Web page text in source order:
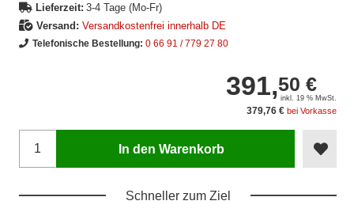
Lieferzeit: 3-4 Tage (Mo-Fr)
Versand: Versandkostenfrei innerhalb DE
Telefonische Bestellung: 0 66 91 / 779 27 80
391,50 €
inkl. 19 % MwSt.
379,76 € bei Vorkasse
In den Warenkorb
Schneller zum Ziel